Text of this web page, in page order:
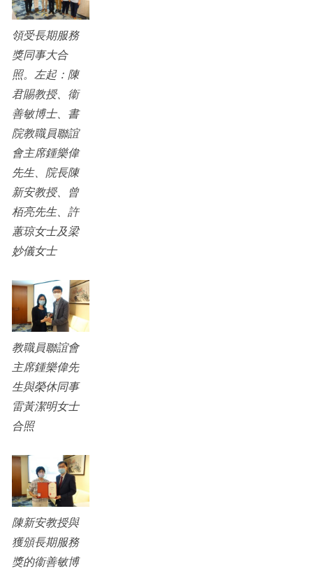
領受長期服務
獎同事大合
照。左起：陳
君賜教授、衞
善敏博士、書
院教職員聯誼
會主席鍾樂偉
先生、院長陳
新安教授、曾
栢亮先生、許
蕙琼女士及梁
妙儀女士
教職員聯誼會
主席鍾樂偉先
生與榮休同事
雷黃潔明女士
合照
陳新安教授與
獲頒長期服務
獎的衞善敏博